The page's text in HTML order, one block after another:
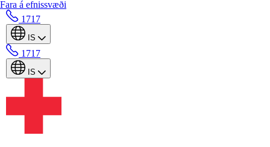
Fara á efnissvæði
1717
IS
1717
IS